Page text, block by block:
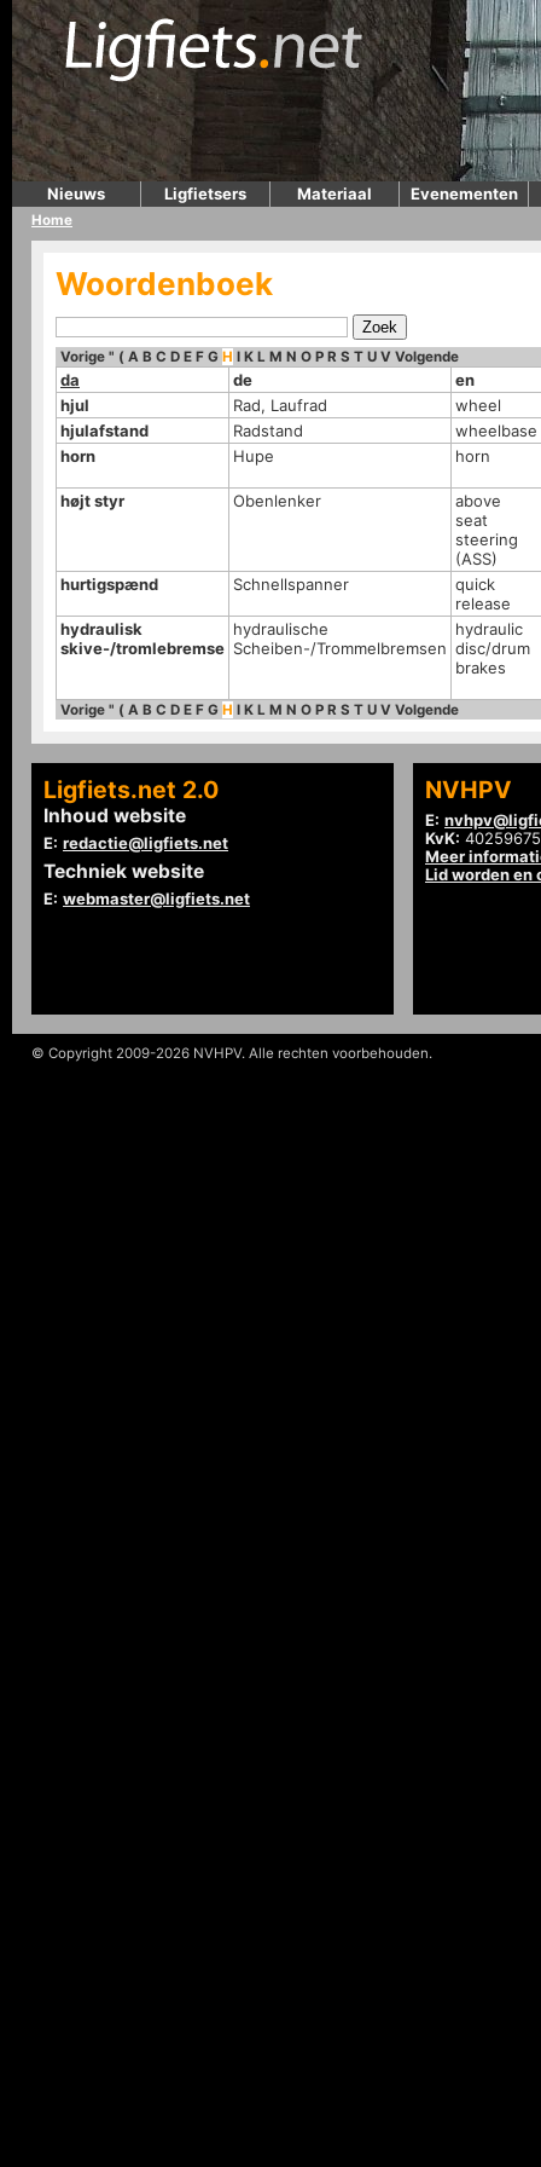
Nieuws Ligfietsers Materiaal Evenementen
Home
Woordenboek
Vorige " ( A B C D E F G H I K L M N O P R S T U V Volgende
da de
en
hjul
Rad, Laufrad
wheel
hjulafstand
Radstand
wheelbase
horn
Hupe horn
højt styr Obenlenker
above
seat
steering
(ASS)
hurtigspænd
Schnellspanner
quick
release
hydraulisk
skive-/tromlebremse
hydraulische
Scheiben-/Trommelbremsen
hydraulic
disc/drum
brakes
Vorige " ( A B C D E F G H I K L M N O P R S T U V Volgende
Ligfiets.net 2.0
Inhoud website
E: redactie@ligfiets.net
Techniek website
E: webmaster@ligfiets.net
NVHPV
E:
KvK: 40259675
Meer
Lid worden en
© Copyright 2009-2026 NVHPV. Alle rechten voorbehouden.